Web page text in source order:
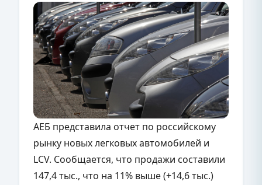
АЕБ представила отчет по российскому
рынку новых легковых автомобилей и
LCV. Сообщается, что продажи составили
147,4 тыс., что на 11% выше (+14,6 тыс.)